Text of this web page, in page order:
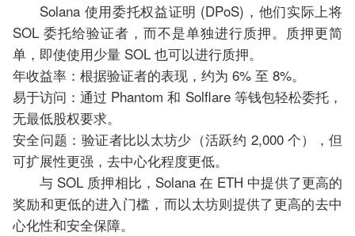
Solana 使用委托权益证明 (DPoS)，他们实际上将
SOL 委托给验证者，而不是单独进行质押。质押更简
单，即使使用少量 SOL 也可以进行质押。
年收益率：根据验证者的表现，约为 6% 至 8%。
易于访问：通过 Phantom 和 Solflare 等钱包轻松委托，
无最低股权要求。
安全问题：验证者比以太坊少（活跃约 2,000 个），但
可扩展性更强，去中心化程度更低。
与 SOL 质押相比，Solana 在 ETH 中提供了更高的
奖励和更低的进入门槛，而以太坊则提供了更高的去中
心化性和安全保障。